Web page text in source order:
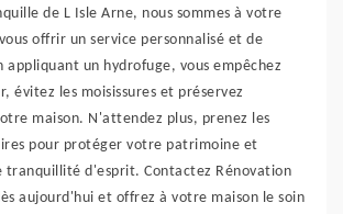
de L Isle Arne, nous sommes à votre
offrir un service personnalisé et de
appliquant un hydrofuge, vous empêchez
évitez les moisissures et préservez
maison. N'attendez plus, prenez les
pour protéger votre patrimoine et
tranquillité d'esprit. Contactez Rénovation
aujourd'hui et offrez à votre maison le soin